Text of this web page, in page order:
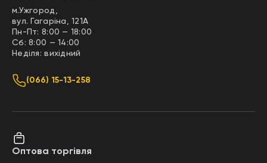
м.Ужгород,
вул. Гагаріна, 121А
Пн-Пт: 8:00 — 18:00
Сб: 8:00 — 14:00
Неділя: вихідний
(066) 15-13-258
Оптова торгівля